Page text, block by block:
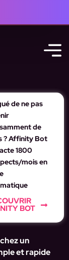
de ne pas
de
? Affinity Bot
1800
mois en
BOT
un
et rapide